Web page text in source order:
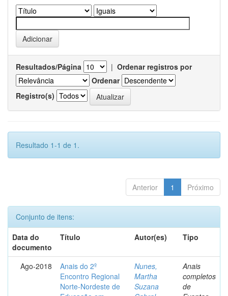
Resultados/Página | Ordenar registros por
Ordenar
Registro(s)
Resultado 1-1 de 1.
Anterior 1 Próximo
Conjunto de itens:
Data do
documento
Título Autor(es) Tipo
Ago-2018
Anais do 2º
Encontro Regional
Norte-Nordeste de
Nunes,
Martha
Suzana
Anais
completos
de